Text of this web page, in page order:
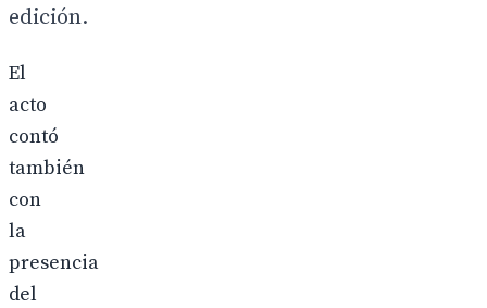
edición.
El
acto
contó
también
con
la
presencia
del